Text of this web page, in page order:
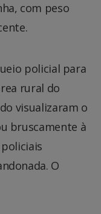
com peso
policial para
rural do
visualizaram o
bruscamente à
O